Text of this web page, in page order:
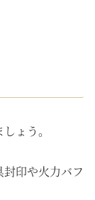
ょう。
印や火力バフ